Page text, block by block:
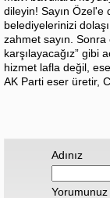
dileyin! Sayın Özel'e
belediyelerinizi
zahmet sayın.
karşılayacağız” gibi
hizmet lafla değil,
AK Parti eser üretir,
Adınız
Yorumunuz